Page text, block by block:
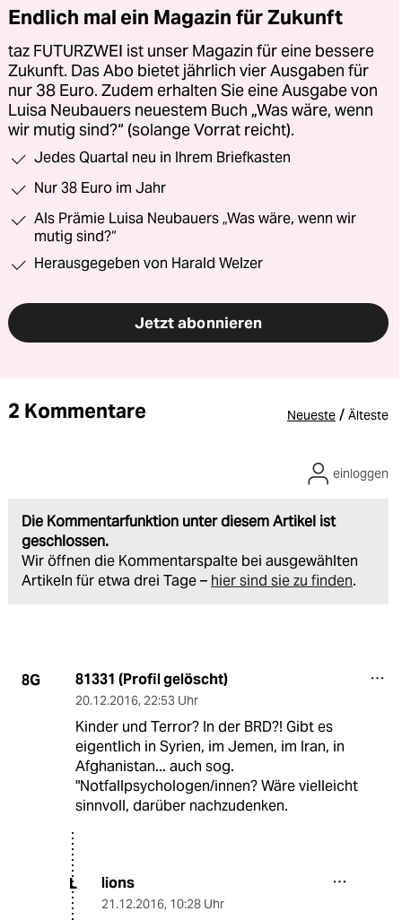
Endlich mal ein Magazin für Zukunft
taz FUTURZWEI ist unser Magazin für eine bessere
Zukunft. Das Abo bietet jährlich vier Ausgaben für
nur 38 Euro. Zudem erhalten Sie eine Ausgabe von
Luisa Neubauers neuestem Buch „Was wäre, wenn
wir mutig sind?“ (solange Vorrat reicht).
Jedes Quartal neu in Ihrem Briefkasten
Nur 38 Euro im Jahr
Als Prämie Luisa Neubauers „Was wäre, wenn wir
mutig sind?“
Herausgegeben von Harald Welzer
Jetzt abonnieren
2 Kommentare Neueste / Älteste
Die Kommentarfunktion unter diesem Artikel ist
geschlossen.
Wir öffnen die Kommentarspalte bei ausgewählten
Artikeln für etwa drei Tage – hier sind sie zu finden.
einloggen
8G 81331 (Profil gelöscht)
20.12.2016, 22:53 Uhr
Kinder und Terror? In der BRD?! Gibt es
eigentlich in Syrien, im Jemen, im Iran, in
Afghanistan... auch sog.
"Notfallpsychologen/innen? Wäre vielleicht
sinnvoll, darüber nachzudenken.
L lions
21.12.2016, 10:28 Uhr